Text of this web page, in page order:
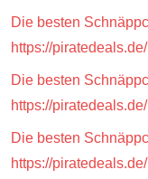
Die besten
https://
Die besten
https://
Die besten
https://